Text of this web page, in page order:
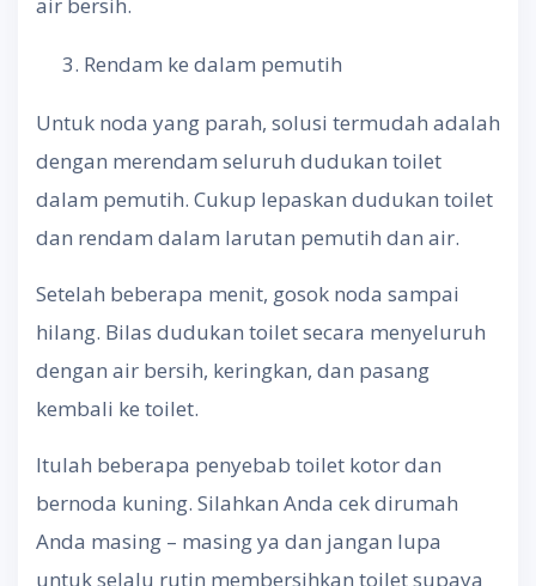
air bersih.
Rendam ke dalam pemutih
Untuk noda yang parah, solusi termudah adalah
dengan merendam seluruh dudukan toilet
dalam pemutih. Cukup lepaskan dudukan toilet
dan rendam dalam larutan pemutih dan air.
Setelah beberapa menit, gosok noda sampai
hilang. Bilas dudukan toilet secara menyeluruh
dengan air bersih, keringkan, dan pasang
kembali ke toilet.
Itulah beberapa penyebab toilet kotor dan
bernoda kuning. Silahkan Anda cek dirumah
Anda masing – masing ya dan jangan lupa
untuk selalu rutin membersihkan toilet supaya